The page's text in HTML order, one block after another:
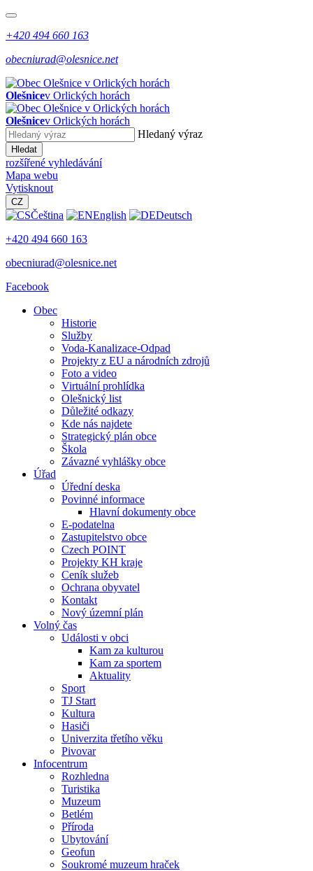
+420 494 660 163
obecniurad@olesnice.net
Olešnicev Orlických horách
Olešnicev Orlických horách
Hledaný výraz
Hledat
rozšířené vyhledávání
Mapa webu
Vytisknout
CZ
Čeština English
Deutsch
+420 494 660 163
obecniurad@olesnice.net
Facebook
Obec
Historie
Služby
Voda-Kanalizace-Odpad
Projekty z EU a národních zdrojů
Foto a video
Virtuální prohlídka
Olešnický list
Důležité odkazy
Kde nás najdete
Strategický plán obce
Škola
Závazné vyhlášky obce
Úřad
Úřední deska
Povinné informace
Hlavní dokumenty obce
E-podatelna
Zastupitelstvo obce
Czech POINT
Projekty KH kraje
Ceník služeb
Ochrana obyvatel
Kontakt
Nový územní plán
Volný čas
Události v obci
Kam za kulturou
Kam za sportem
Aktuality
Sport
TJ Start
Kultura
Hasiči
Univerzita třetího věku
Pivovar
Infocentrum
Rozhledna
Turistika
Muzeum
Betlém
Příroda
Ubytování
Geofun
Soukromé muzeum hraček